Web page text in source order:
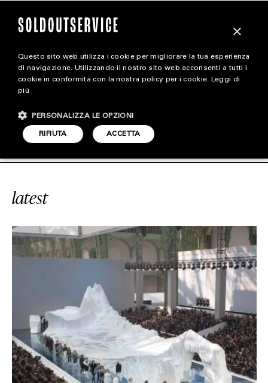
magazine
STYLE
FOOTWEAR
MONTH”
latest
×
Questo sito web utilizza i cookie per migliorare la tua esperienza
di navigazione. Utilizzando il nostro sito web acconsenti a tutti i
cookie in conformità con la nostra policy per i cookie. Leggi di
più
ACCETTA
RIFIUTA
PERSONALIZZA LE OPZIONI